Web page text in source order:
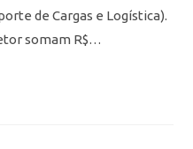
de Cargas e Logística).
somam R$…